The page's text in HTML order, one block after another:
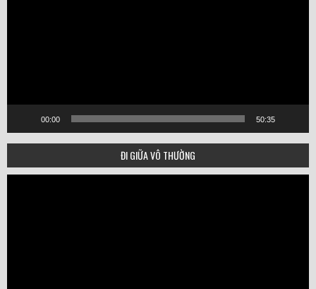
00:00 50:35
ĐI GIỮA VÔ THƯỜNG